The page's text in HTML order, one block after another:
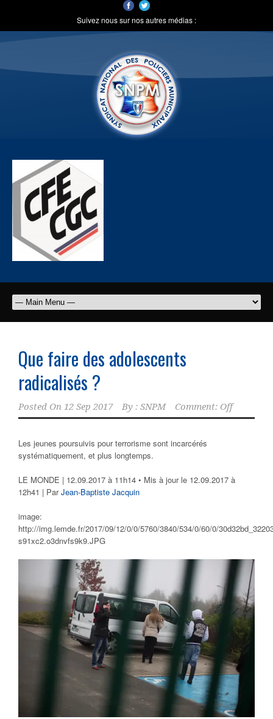
Suivez nous sur nos autres médias :
Que faire des adolescents
radicalisés ?
Posted On 12 Sep 2017 By : SNPM Comment: Off
Les jeunes poursuivis pour terrorisme sont incarcérés
systématiquement, et plus longtemps.
LE MONDE | 12.09.2017 à 11h14 • Mis à jour le 12.09.2017 à
12h41 | ParJean-Baptiste Jacquin
image:
http://img.lemde.fr/2017/09/12/0/0/5760/3840/534/0/60/0/
s91xc2.o3dnvfs9k9.JPG